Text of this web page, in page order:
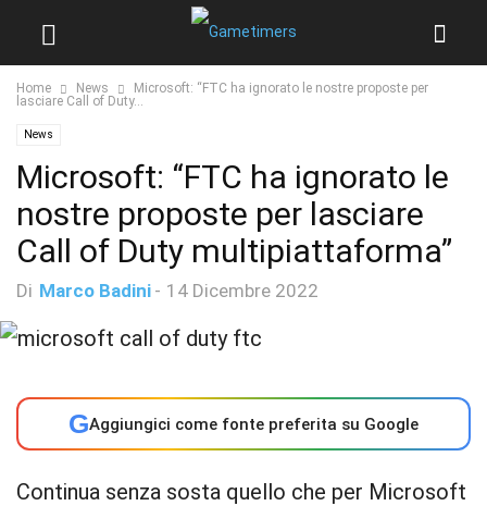
Home News
Microsoft: “FTC ha ignorato le nostre proposte per
lasciare Call of Duty...
News
Microsoft: “FTC ha ignorato le
nostre proposte per lasciare
Call of Duty multipiattaforma”
Di Marco Badini - 14 Dicembre 2022
GAggiungici come fonte preferita su Google
Continua senza sosta quello che per Microsoft